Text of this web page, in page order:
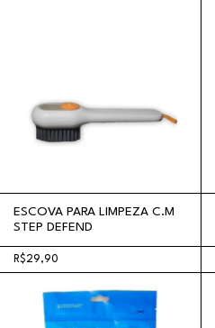
ESCOVA PARA LIMPEZA C.M
STEP DEFEND
R$29,90